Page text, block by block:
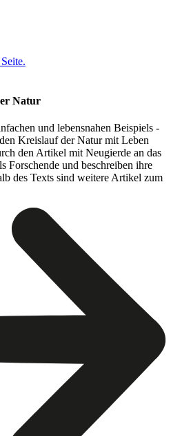
Natur
und lebensnahen Beispiels -
Kreislauf der Natur mit Leben
den Artikel mit Neugierde an das
Forschende und beschreiben ihre
des Texts sind weitere Artikel zum